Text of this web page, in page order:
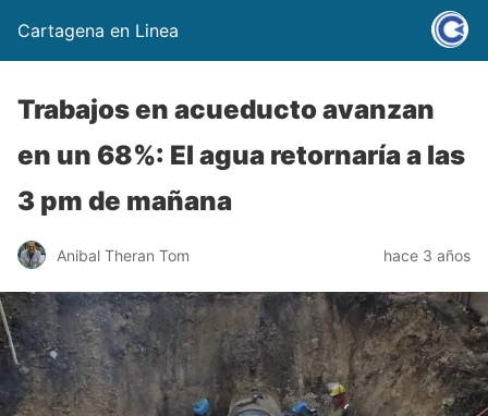
Cartagena en Linea
Trabajos en acueducto avanzan
en un 68%: El agua retornaría a las
3 pm de mañana
Anibal Theran Tom hace 3 años